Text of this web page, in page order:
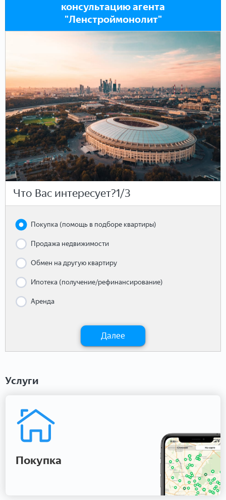
консультацию агента
"Ленстроймонолит"
Что Вас интересует?1/3
Покупка (помощь в подборе квартиры)
Продажа недвижимости
Обмен на другую квартиру
Ипотека (получение/рефинансирование)
Аренда
Далее
Услуги
Покупка